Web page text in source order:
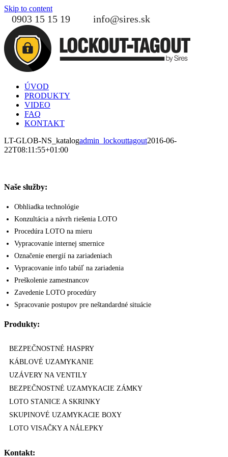
Skip to content
0903 15 15 19 info@sires.sk
ÚVOD
PRODUKTY
VIDEO
FAQ
KONTAKT
LT-GLOB-NS_katalogadmin_lockouttagout2016-06-
22T08:11:55+01:00
Naše služby:
Obhliadka technológie
Konzultácia a návrh riešenia LOTO
Procedúra LOTO na mieru
Vypracovanie internej smernice
Označenie energií na zariadeniach
Vypracovanie info tabúľ na zariadenia
Preškolenie zamestnancov
Zavedenie LOTO procedúry
Spracovanie postupov pre neštandardné situácie
Produkty:
BEZPEČNOSTNÉ HASPRY
KÁBLOVÉ UZAMYKANIE
UZÁVERY NA VENTILY
BEZPEČNOSTNÉ UZAMYKACIE ZÁMKY
LOTO STANICE A SKRINKY
SKUPINOVÉ UZAMYKACIE BOXY
LOTO VISAČKY A NÁLEPKY
Kontakt: